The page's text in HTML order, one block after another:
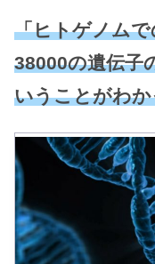
「ヒトゲノム
38000の遺伝子
いうことがわ